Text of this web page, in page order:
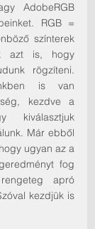
AdobeRGB
RGB =
színterek
azt is, hogy
rögzíteni.
is van
kezdve a
kiválasztjuk
Már ebből
ugyan az a
fog
apró
kezdjük is